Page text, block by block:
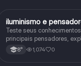
História
iluminismo e
Teste seus
principais pensadores,
histórico.
8° 1,074 0